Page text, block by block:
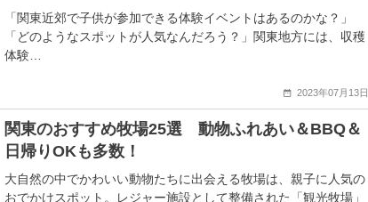
「関東近郊で子供が参加できる体験イベントはあるのかな？」
「どのようなスポットが人気なんだろう？」関東地方には、収穫
体験…
2023年07月13日
関東のおすすめ牧場25選 動物ふれあい＆BBQ＆
日帰りOKも多数！
大自然の中でかわいい動物たちに出会える牧場は、親子に人気の
おでかけスポット。レジャー施設として整備された「観光牧場」